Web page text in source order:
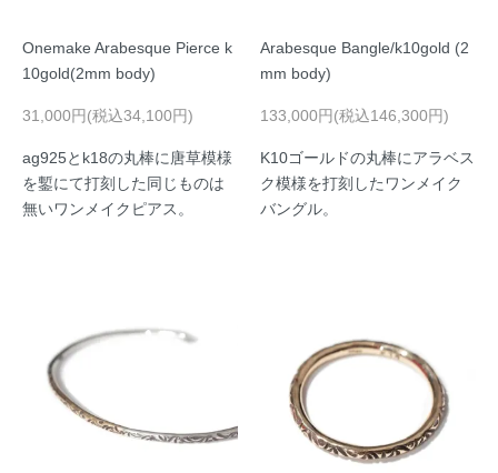
Onemake Arabesque Pierce k
10gold(2mm body)
31,000円(税込34,100円)
ag925とk18の丸棒に唐草模様
を鏨にて打刻した同じものは
無いワンメイクピアス。
Arabesque Bangle/k10gold (2
mm body)
133,000円(税込146,300円)
K10ゴールドの丸棒にアラベス
ク模様を打刻したワンメイク
バングル。